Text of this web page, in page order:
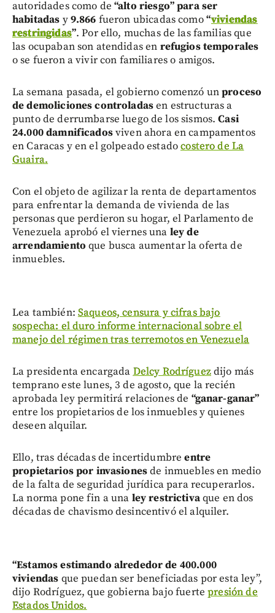
autoridades como de “alto riesgo” para ser
habitadas y9.866 fueron ubicadas como“viviendas
restringidas”. Por ello, muchas de las familias que
las ocupaban son atendidas en refugios temporales
o se fueron a vivir con familiares o amigos.
La semana pasada, el gobierno comenzó unproceso
de demoliciones controladasen estructuras a
punto de derrumbarse luego de los sismos.Casi
24.000 damnificadosviven ahora en campamentos
en Caracas y en el golpeado estadocostero de La
Guaira.
Con el objeto de agilizar la renta de departamentos
para enfrentar la demanda de vivienda de las
personas que perdieron su hogar, el Parlamento de
Venezuela aprobó el viernes una ley de
arrendamiento que busca aumentar la oferta de
inmuebles.
Lea también: Saqueos, censura y cifras bajo
sospecha: el duro informe internacional sobre el
manejo del régimen tras terremotos en Venezuela
La presidenta encargada Delcy Rodríguezdijo más
temprano este lunes, 3 de agosto, que la recién
aprobada ley permitirá relaciones de “ganar-ganar”
entre los propietarios de los inmuebles y quienes
deseen alquilar.
Ello, tras décadas de incertidumbre entre
propietarios por invasionesde inmuebles en medio
de la falta de seguridad jurídica para recuperarlos.
La norma pone fin a una ley restrictivaque en dos
décadas de chavismo desincentivó el alquiler.
“Estamos estimando alrededor de 400.000
viviendas que puedan ser beneficiadas por esta ley”,
dijo Rodríguez, que gobierna bajo fuertepresión de
Estados Unidos.